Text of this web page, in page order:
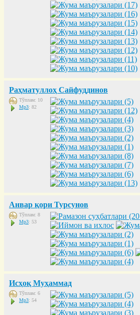
Раҳматуллоҳ Сайфуддинов
Тўплам: 10
Mp3: 82
Анвар қори Турсунов
Тўплам: 8
Mp3: 53
Исҳоқ Муҳаммад
Тўплам: 6
Mp3: 54